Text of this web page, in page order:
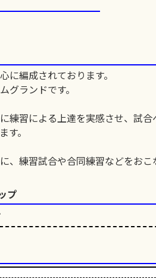
に編成されております。
グランドです。
練習による上達を実感させ、試
す。
、練習試合や合同練習などをおこ
プ